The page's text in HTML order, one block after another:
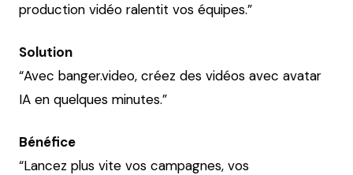
production vidéo ralentit vos équipes.”
Solution
“Avec banger.video, créez des vidéos avec avatar
IA en quelques minutes.”
Bénéfice
“Lancez plus vite vos campagnes, vos